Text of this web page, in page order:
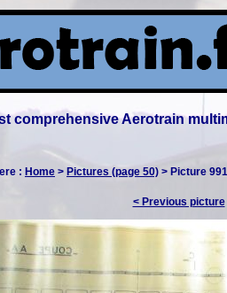
comprehensive Aerotrain
: Home > Pictures (page 50) > Picture 991
< Previous picture